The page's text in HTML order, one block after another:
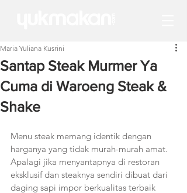
Santap Steak Murmer Ya
Cuma di Waroeng Steak &
Shake
Maria Yuliana Kusrini
Menu steak memang identik dengan
harganya yang tidak murah-murah amat.
Apalagi jika menyantapnya di restoran
eksklusif dan steaknya sendiri dibuat dari
daging sapi impor berkualitas terbaik